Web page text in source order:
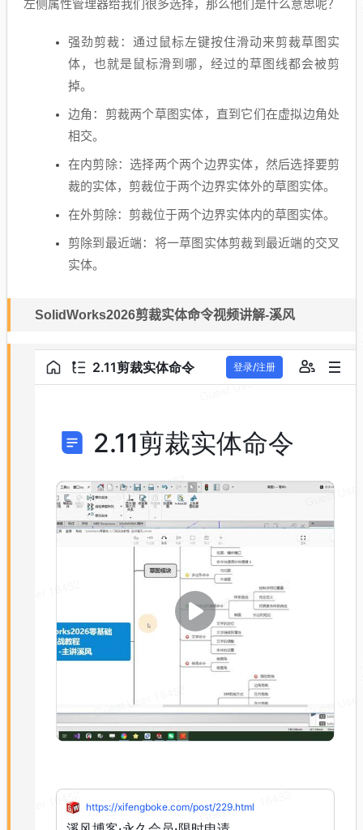
左侧属性管理器给我们很多选择，那么他们是什么意思呢？
强劲剪裁：通过鼠标左键按住滑动来剪裁草图实
体，也就是鼠标滑到哪，经过的草图线都会被剪
掉。
边角：剪裁两个草图实体，直到它们在虚拟边角处
相交。
在内剪除：选择两个两个边界实体，然后选择要剪
裁的实体，剪裁位于两个边界实体外的草图实体。
在外剪除：剪裁位于两个边界实体内的草图实体。
剪除到最近端：将一草图实体剪裁到最近端的交叉
实体。
SolidWorks2026剪裁实体命令视频讲解-溪风